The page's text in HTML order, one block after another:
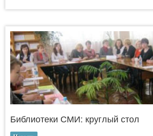
Библиотеки СМИ: круглый стол